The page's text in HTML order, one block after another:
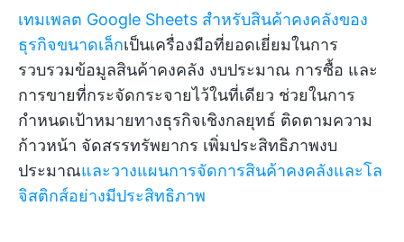
เทมเพลต Google Sheets สำหรับสินค้าคงคลังของ
ธุรกิจขนาดเล็กเป็นเครื่องมือที่ยอดเยี่ยมในการ
รวบรวมข้อมูลสินค้าคงคลัง งบประมาณ การซื้อ และ
การขายที่กระจัดกระจายไว้ในที่เดียว ช่วยในการ
กำหนดเป้าหมายทางธุรกิจเชิงกลยุทธ์ ติดตามความ
ก้าวหน้า จัดสรรทรัพยากร เพิ่มประสิทธิภาพงบ
ประมาณและวางแผนการจัดการสินค้าคงคลังและโล
จิสติกส์อย่างมีประสิทธิภาพ